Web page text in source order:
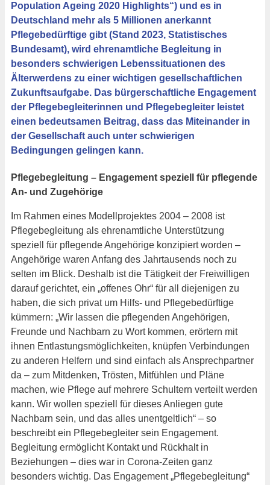
Population Ageing 2020 Highlights“) und es in
Deutschland mehr als 5 Millionen anerkannt
Pflegebedürftige gibt (Stand 2023, Statistisches
Bundesamt), wird ehrenamtliche Begleitung in
besonders schwierigen Lebenssituationen des
Älterwerdens zu einer wichtigen gesellschaftlichen
Zukunftsaufgabe. Das bürgerschaftliche Engagement
der Pflegebegleiterinnen und Pflegebegleiter leistet
einen bedeutsamen Beitrag, dass das Miteinander in
der Gesellschaft auch unter schwierigen
Bedingungen gelingen kann.
Pflegebegleitung – Engagement speziell für pflegende
An- und Zugehörige
Im Rahmen eines Modellprojektes 2004 – 2008 ist
Pflegebegleitung als ehrenamtliche Unterstützung
speziell für pflegende Angehörige konzipiert worden –
Angehörige waren Anfang des Jahrtausends noch zu
selten im Blick. Deshalb ist die Tätigkeit der Freiwilligen
darauf gerichtet, ein „offenes Ohr“ für all diejenigen zu
haben, die sich privat um Hilfs- und Pflegebedürftige
kümmern: „Wir lassen die pflegenden Angehörigen,
Freunde und Nachbarn zu Wort kommen, erörtern mit
ihnen Entlastungsmöglichkeiten, knüpfen Verbindungen
zu anderen Helfern und sind einfach als Ansprechpartner
da – zum Mitdenken, Trösten, Mitfühlen und Pläne
machen, wie Pflege auf mehrere Schultern verteilt werden
kann. Wir wollen speziell für dieses Anliegen gute
Nachbarn sein, und das alles unentgeltlich“ – so
beschreibt ein Pflegebegleiter sein Engagement.
Begleitung ermöglicht Kontakt und Rückhalt in
Beziehungen – dies war in Corona-Zeiten ganz
besonders wichtig. Das Engagement „Pflegebegleitung“